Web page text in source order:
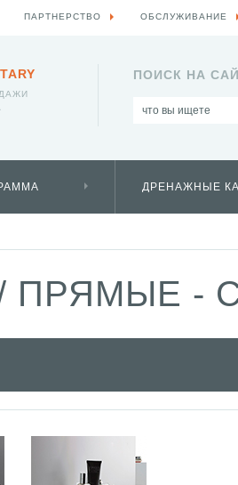
ПОИСК НА
ДРЕНАЖНЫЕ
ПРЯМЫЕ -
ПАРТНЕРСТВО ОБСЛУЖИВАНИЕ